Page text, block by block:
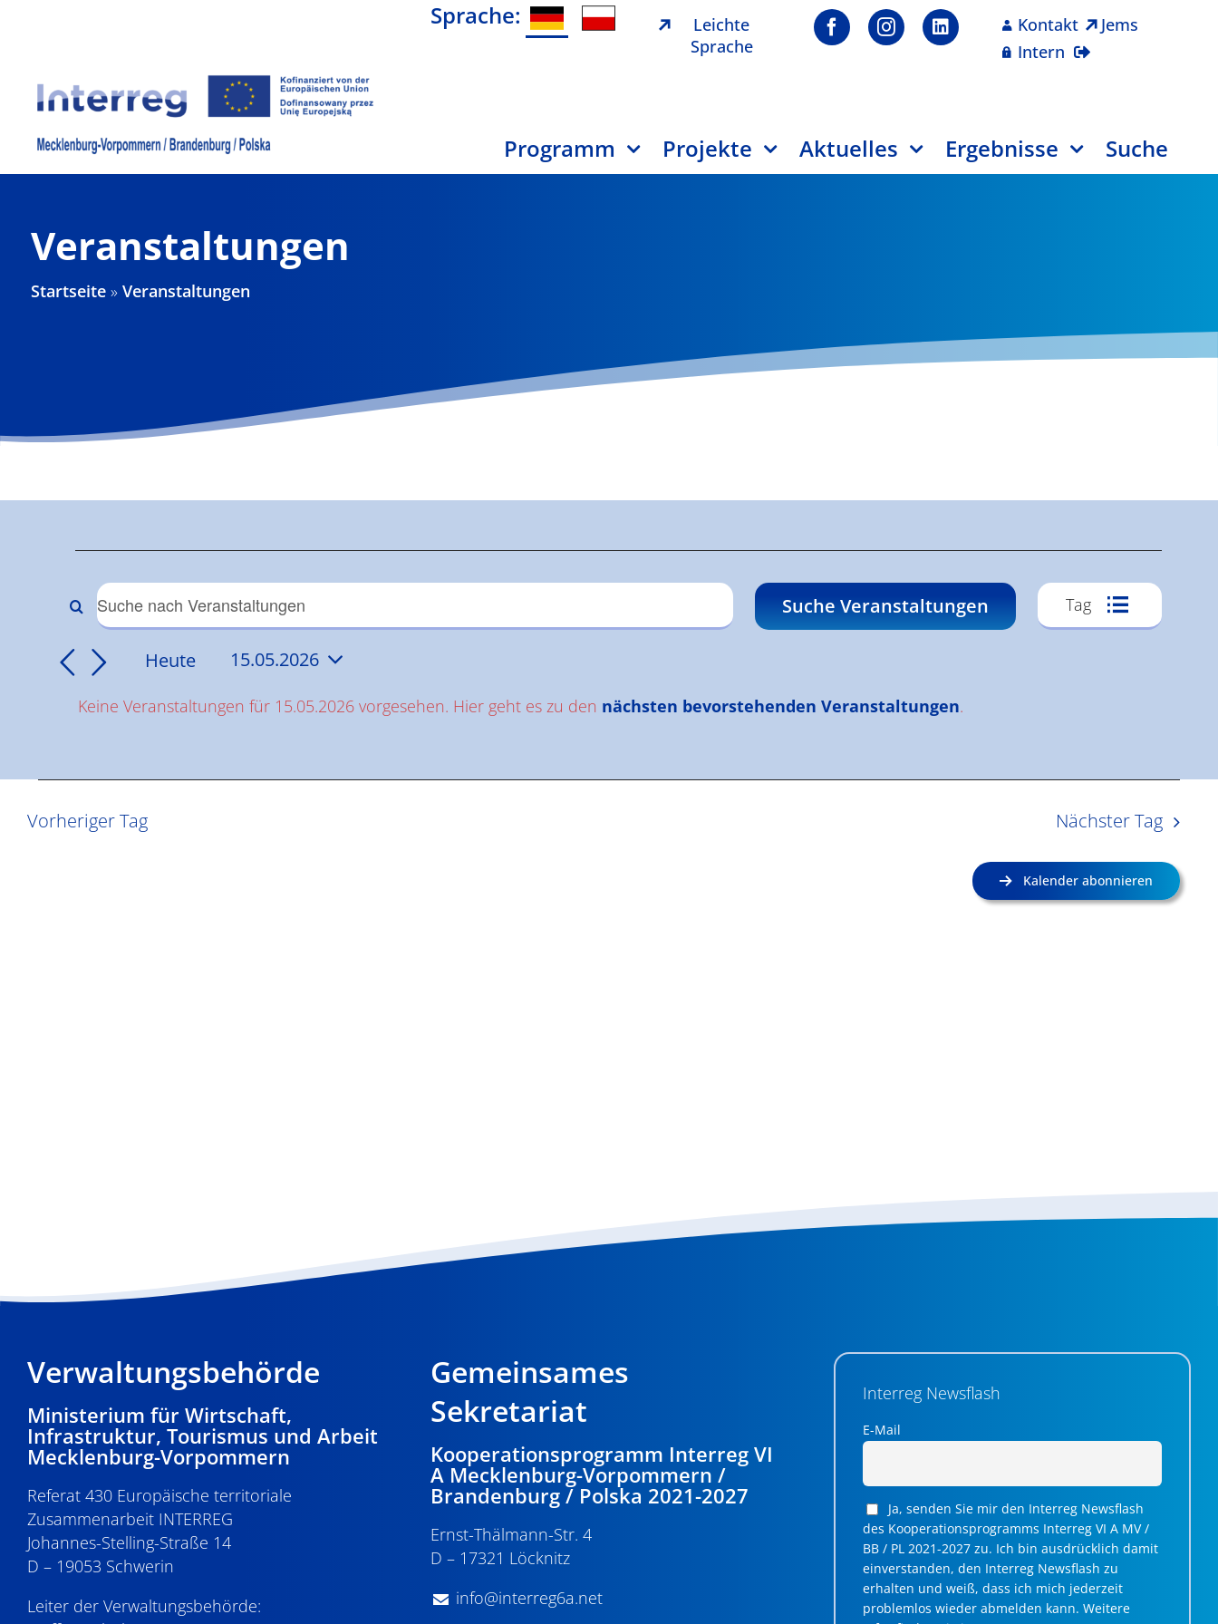
Sprache:
Leichte
Sprache
Kontakt
Jems
Intern
Programm Projekte Aktuelles Ergebnisse Suche
Veranstaltungen
Startseite »Veranstaltungen
Veranstaltungen
für
15.05.2026
Hinweis
Keine Veranstaltungen für 15.05.2026 vorgesehen. Hier geht es zu den nächsten bevorstehenden Veranstaltungen.
Veranstaltungen
Suche
und
Navigation
Bitte
eingeben.
nach
Suche Veranstaltungen Tag
Heute 15.05.2026
wählen.
Vorheriger Tag Nächster Tag
Kalender abonnieren
Verwaltungsbehörde
Ministerium für Wirtschaft,
Infrastruktur, Tourismus und Arbeit
Mecklenburg-Vorpommern
Referat 430 Europäische territoriale
Zusammenarbeit INTERREG
Johannes-Stelling-Straße 14
D – 19053 Schwerin
Leiter der Verwaltungsbehörde:
Gemeinsames
Sekretariat
Kooperationsprogramm Interreg VI
A Mecklenburg-Vorpommern /
Brandenburg / Polska 2021-2027
Ernst-Thälmann-Str. 4
D – 17321 Löcknitz
info@interreg6a.net
Interreg Newsflash
E-Mail
Ja, senden Sie mir den Interreg Newsflash
des Kooperationsprogramms Interreg VI A MV /
BB / PL 2021-2027 zu. Ich bin ausdrücklich damit
einverstanden, den Interreg Newsflash zu
erhalten und weiß, dass ich mich jederzeit
problemlos wieder abmelden kann. Weitere